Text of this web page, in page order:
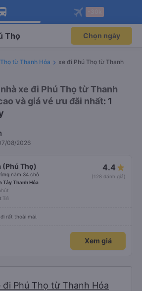
app Vexere ngay!
ưu đãi thành viên độc
Mở app
Vexere
khi đặt vé máy bay qua
Mở app
Thọ Chọn ngày
từ Thanh Hóa
xe đi Phú Thọ từ Thanh
xe đi Phú Thọ từ Thanh
và giá vé ưu đãi nhất: 1
08/2026
(Phú Thọ)
nằm 34 chỗ
4.4
(128 đánh giá)
Tây Thanh Hóa
Trì
rất thoải mái.
Xem giá
Phú Thọ từ Thanh Hóa